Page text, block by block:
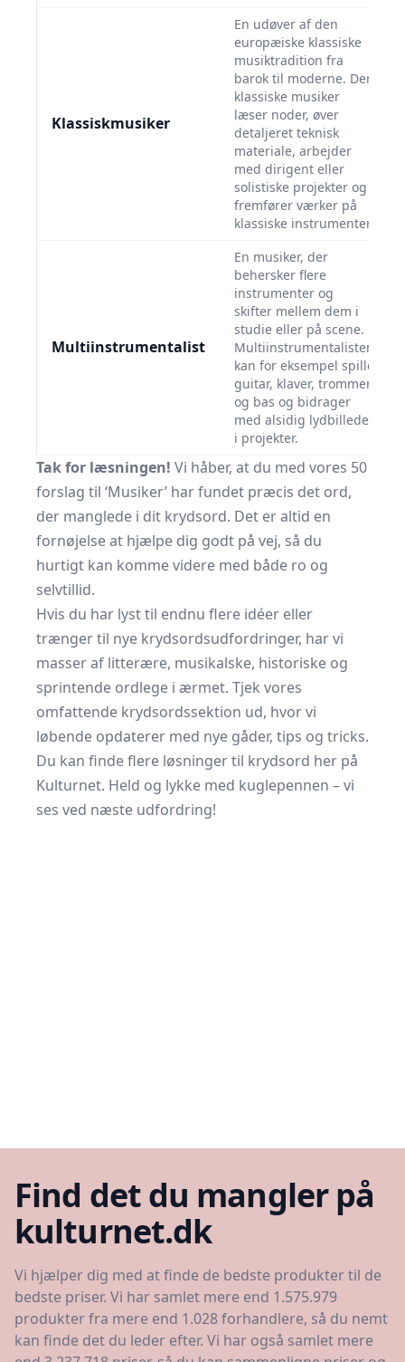
Klassiskmusiker
En udøver af den
europæiske klassiske
musiktradition fra
barok til moderne. Den
klassiske musiker
læser noder, øver
detaljeret teknisk
materiale, arbejder
med dirigent eller
solistiske projekter og
fremfører værker på
klassiske instrumenter.
Multiinstrumentalist
En musiker, der
behersker flere
instrumenter og
skifter mellem dem i
studie eller på scene.
Multiinstrumentalisten
kan for eksempel spille
guitar, klaver, trommer
og bas og bidrager
med alsidig lydbillede
i projekter.
Tak for læsningen! Vi håber, at du med vores 50
forslag til ‘Musiker’ har fundet præcis det ord,
der manglede i dit krydsord. Det er altid en
fornøjelse at hjælpe dig godt på vej, så du
hurtigt kan komme videre med både ro og
selvtillid.
Hvis du har lyst til endnu flere idéer eller
trænger til nye krydsordsudfordringer, har vi
masser af litterære, musikalske, historiske og
sprintende ordlege i ærmet. Tjek vores
omfattende krydsordssektion ud, hvor vi
løbende opdaterer med nye gåder, tips og tricks.
Du kan finde flere løsninger til krydsord her på
Kulturnet. Held og lykke med kuglepennen – vi
ses ved næste udfordring!
Find det du mangler på
kulturnet.dk
Vi hjælper dig med at finde de bedste produkter til de
bedste priser. Vi har samlet mere end 1.575.979
produkter fra mere end 1.028 forhandlere, så du nemt
kan finde det du leder efter. Vi har også samlet mere